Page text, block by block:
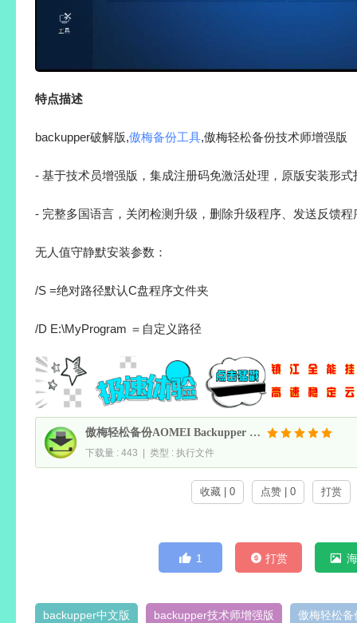
特点描述
backupper破解版,傲梅备份工具,傲梅轻松备份技术师增强版
- 基于技术员增强版，集成注册码免激活处理，原版安装形式
- 完整多国语言，关闭检测升级，删除升级程序、发送反馈程
无人值守静默安装参数：
/S =绝对路径默认C盘程序文件夹
/D E:\MyProgram ＝自定义路径
傲梅轻松备份AOMEI Backupper v8.4.0 技术师增强绿色破解版
下载量 : 443 | 类型 : 执行文件
收藏 | 0 点赞 | 0 打赏
1 打赏
backupper中文版 backupper技术师增强版
傲梅轻松备